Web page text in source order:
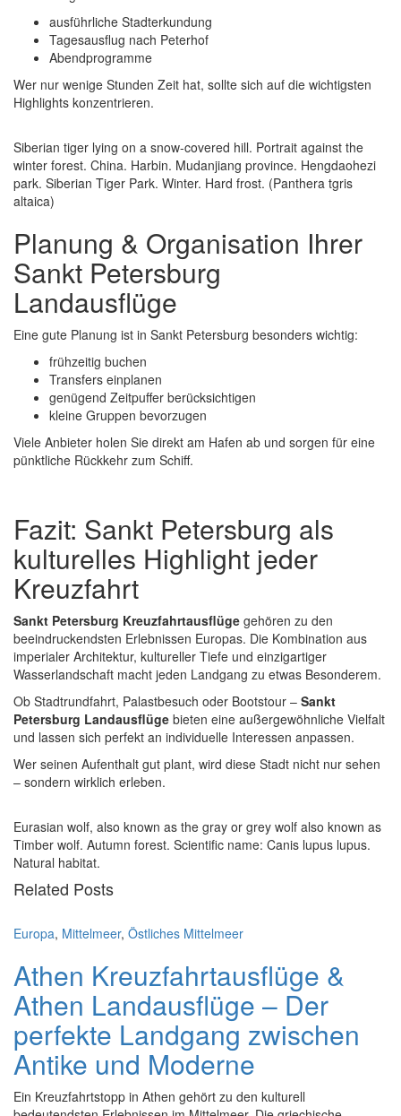
ausführliche Stadterkundung
Tagesausflug nach Peterhof
Abendprogramme
Wer nur wenige Stunden Zeit hat, sollte sich auf die wichtigsten
Highlights konzentrieren.
Siberian tiger lying on a snow-covered hill. Portrait against the
winter forest. China. Harbin. Mudanjiang province. Hengdaohezi
park. Siberian Tiger Park. Winter. Hard frost. (Panthera tgris
altaica)
Planung & Organisation Ihrer
Sankt Petersburg
Landausflüge
Eine gute Planung ist in Sankt Petersburg besonders wichtig:
frühzeitig buchen
Transfers einplanen
genügend Zeitpuffer berücksichtigen
kleine Gruppen bevorzugen
Viele Anbieter holen Sie direkt am Hafen ab und sorgen für eine
pünktliche Rückkehr zum Schiff.
Fazit: Sankt Petersburg als
kulturelles Highlight jeder
Kreuzfahrt
Sankt Petersburg Kreuzfahrtausflüge gehören zu den
beeindruckendsten Erlebnissen Europas. Die Kombination aus
imperialer Architektur, kultureller Tiefe und einzigartiger
Wasserlandschaft macht jeden Landgang zu etwas Besonderem.
Ob Stadtrundfahrt, Palastbesuch oder Bootstour – Sankt
Petersburg Landausflüge bieten eine außergewöhnliche Vielfalt
und lassen sich perfekt an individuelle Interessen anpassen.
Wer seinen Aufenthalt gut plant, wird diese Stadt nicht nur sehen
– sondern wirklich erleben.
Eurasian wolf, also known as the gray or grey wolf also known as
Timber wolf. Autumn forest. Scientific name: Canis lupus lupus.
Natural habitat.
Related Posts
Europa, Mittelmeer, Östliches Mittelmeer
Athen Kreuzfahrtausflüge &
Athen Landausflüge – Der
perfekte Landgang zwischen
Antike und Moderne
Ein Kreuzfahrtstopp in Athen gehört zu den kulturell